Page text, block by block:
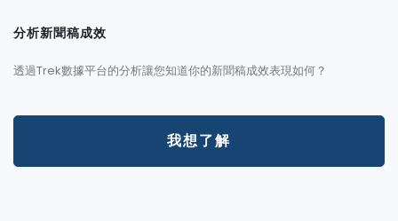
分析新聞稿成效
透過Trek數據平台的分析讓您知道你的新聞稿成效表現如何？
我想了解